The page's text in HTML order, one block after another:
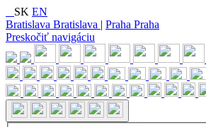
SK EN
Bratislava Bratislava | Praha Praha
Preskočiť navigáciu